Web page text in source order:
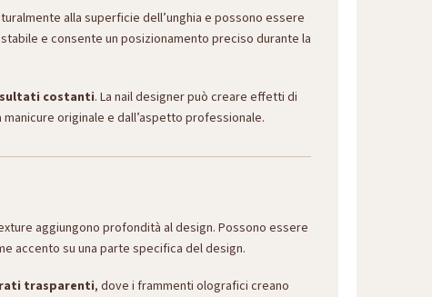
alla superficie dell’unghia e possono essere
e consente un posizionamento preciso durante la
costanti. La nail designer può creare effetti di
originale e dall’aspetto professionale.
aggiungono profondità al design. Possono essere
accento su una parte specifica del design.
trasparenti, dove i frammenti olografici creano